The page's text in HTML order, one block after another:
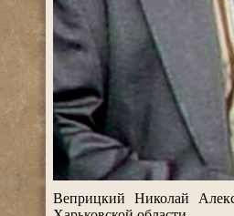
Веприцкий Николай